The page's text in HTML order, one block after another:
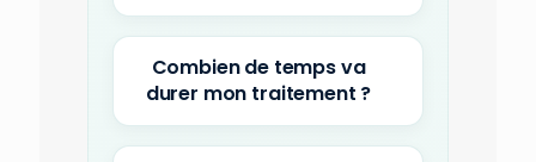
Combien de temps va
durer mon traitement ?